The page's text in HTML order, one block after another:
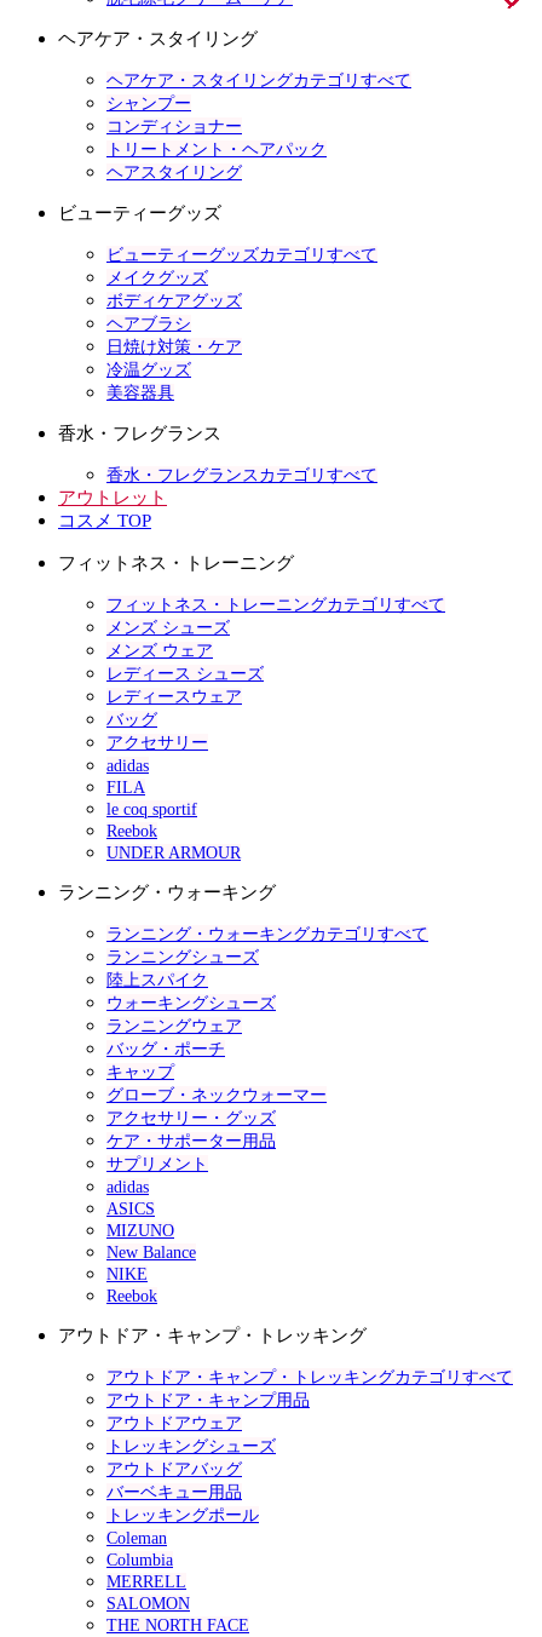
ヘアケア・スタイリング
ヘアケア・スタイリングカテゴリすべて
シャンプー
コンディショナー
トリートメント・ヘアパック
ヘアスタイリング
ビューティーグッズ
ビューティーグッズカテゴリすべて
メイクグッズ
ボディケアグッズ
ヘアブラシ
日焼け対策・ケア
冷温グッズ
美容器具
香水・フレグランス
香水・フレグランスカテゴリすべて
アウトレット
コスメ TOP
フィットネス・トレーニング
フィットネス・トレーニングカテゴリすべて
メンズ シューズ
メンズ ウェア
レディース シューズ
レディースウェア
バッグ
アクセサリー
adidas
FILA
le coq sportif
Reebok
UNDER ARMOUR
ランニング・ウォーキング
ランニング・ウォーキングカテゴリすべて
ランニングシューズ
陸上スパイク
ウォーキングシューズ
ランニングウェア
バッグ・ポーチ
キャップ
グローブ・ネックウォーマー
アクセサリー・グッズ
ケア・サポーター用品
サプリメント
adidas
ASICS
MIZUNO
New Balance
NIKE
Reebok
アウトドア・キャンプ・トレッキング
アウトドア・キャンプ・トレッキングカテゴリすべて
アウトドア・キャンプ用品
アウトドアウェア
トレッキングシューズ
アウトドアバッグ
バーベキュー用品
トレッキングポール
Coleman
Columbia
MERRELL
SALOMON
THE NORTH FACE